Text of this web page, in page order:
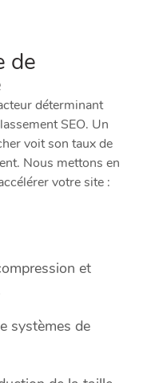
de
déterminant
SEO. Un
voit son taux de
Nous mettons en
votre site :
et
systèmes de